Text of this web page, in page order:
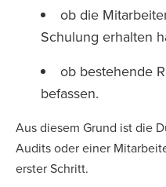
ob die
Schulung erhalten
ob bestehende
befassen.
Aus diesem Grund ist die
Audits oder einer
erster Schritt.